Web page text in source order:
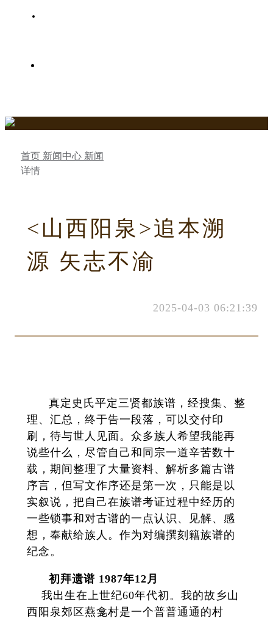
首页 新闻中心 新闻
详情
<山西阳泉>追本溯
源 矢志不渝
2025-04-03 06:21:39
真定史氏平定三贤都族谱，经搜集、整
理、汇总，终于告一段落，可以交付印
刷，待与世人见面。众多族人希望我能再
说些什么，尽管自己和同宗一道辛苦数十
载，期间整理了大量资料、解析多篇古谱
序言，但写文作序还是第一次，只能是以
实叙说，把自己在族谱考证过程中经历的
一些锁事和对古谱的一点认识、见解、感
想，奉献给族人。作为对编撰刻籍族谱的
纪念。
初拜遗谱 1987年12月
我出生在上世纪60年代初。我的故乡山
西阳泉郊区燕龛村是一个普普通通的村